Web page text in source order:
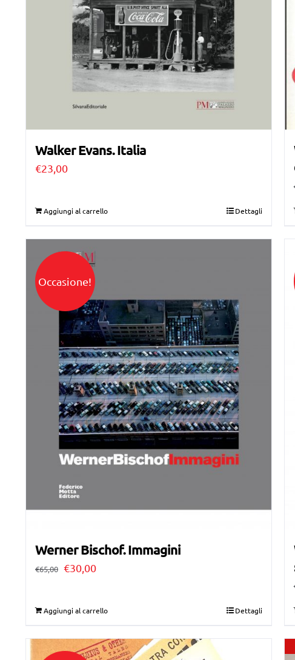
Walker Evans. Italia
€23,00
Aggiungi al carrello Dettagli
Occasione!
Werner Bischof. Immagini
€65,00 Il
originale
€65,00.
€30,00Il
attuale
€30,00.
Aggiungi al carrello Dettagli